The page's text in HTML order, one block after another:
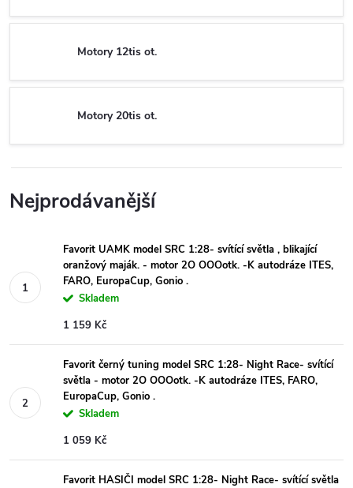
Motory 12tis ot.
Motory 20tis ot.
Nejprodávanější
Favorit UAMK model SRC 1:28- svítící světla , blikající
oranžový maják. - motor 2O OOOotk. -K autodráze ITES,
FARO, EuropaCup, Gonio .
Skladem
1 159 Kč
Favorit černý tuning model SRC 1:28- Night Race- svítící
světla - motor 2O OOOotk. -K autodráze ITES, FARO,
EuropaCup, Gonio .
Skladem
1 059 Kč
Favorit HASIČI model SRC 1:28- Night Race- svítící světla